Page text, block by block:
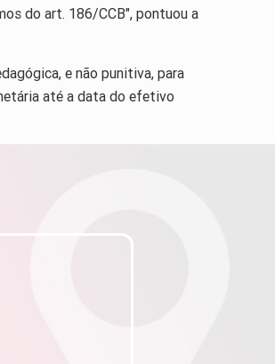
do art. 186/CCB", pontuou a
e não punitiva, para
até a data do efetivo